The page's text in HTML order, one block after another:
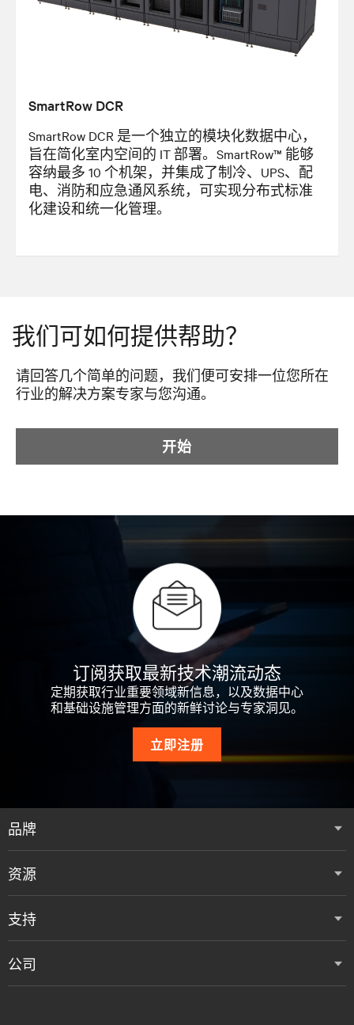
SmartRow DCR
SmartRow DCR 是一个独立的模块化数据中心，
旨在简化室内空间的 IT 部署。SmartRow™ 能够
容纳最多 10 个机架，并集成了制冷、UPS、配
电、消防和应急通风系统，可实现分布式标准
化建设和统一化管理。
我们可如何提供帮助？
请回答几个简单的问题，我们便可安排一位您所在
行业的解决方案专家与您沟通。
开始
订阅获取最新技术潮流动态
定期获取行业重要领域新信息，以及数据中心
和基础设施管理方面的新鲜讨论与专家洞见。
立即注册
品牌
资源
支持
公司